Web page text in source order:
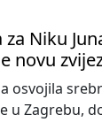
Niku
novu
osvojila
u Zagrebu,